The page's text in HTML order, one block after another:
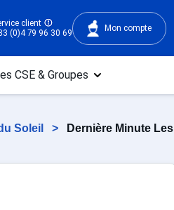
client
(0)4 79 96 30 69
Mon compte
CSE & Groupes
Soleil >
Dernière Minute Les